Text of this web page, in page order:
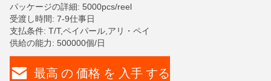
パッケージの詳細: 5000pcs/reel
受渡し時間: 7-9仕事日
支払条件: T/T,ペイパール,アリ・ペイ
供給の能力: 500000個/日
最高 の 価格 を 入手 する